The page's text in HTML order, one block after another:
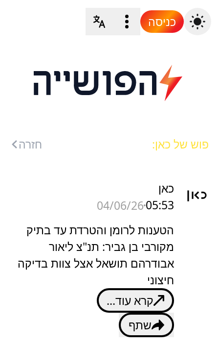
כניסה
פוש של כאן: חזרה
כאן
05:53
04/06/26
הטענות לרומן והטרדת עד בתיק
מקורבי בן גביר: תנ"צ ליאור
אבודרהם תושאל אצל צוות בדיקה
חיצוני
קרא עוד...
שתף